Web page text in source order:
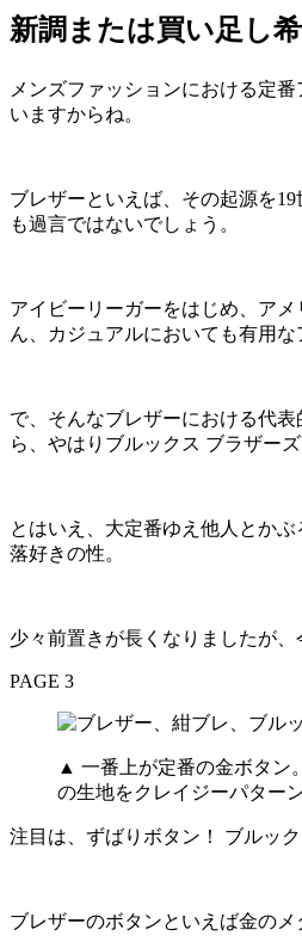
新調または買い足し
メンズファッションにおける定
いますからね。
ブレザーといえば、その起源を
も過言ではないでしょう。
アイビーリーガーをはじめ、ア
ん、カジュアルにおいても有用
で、そんなブレザーにおける代
ら、やはりブルックス ブラザーズ
とはいえ、大定番ゆえ他人とか
落好きの性。
少々前置きが長くなりましたが
PAGE 3
▲ 一番上が定番の金ボタン
の生地をクレイジーパター
注目は、ずばりボタン！ ブルッ
ブレザーのボタンといえば金の